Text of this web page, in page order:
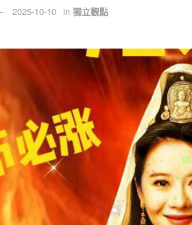
2025-10-10 in 獨立觀點